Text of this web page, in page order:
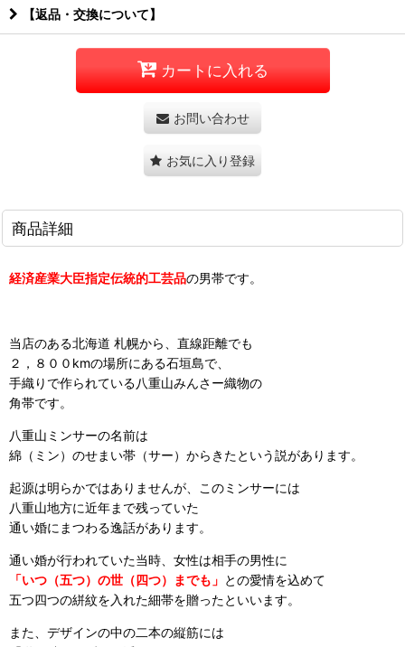
【返品・交換について】
カートに入れる
お問い合わせ
お気に入り登録
商品詳細
経済産業大臣指定伝統的工芸品の男帯です。
当店のある北海道 札幌から、直線距離でも
２，８００kmの場所にある石垣島で、
手織りで作られている八重山みんさー織物の
角帯です。
八重山ミンサーの名前は
綿（ミン）のせまい帯（サー）からきたという説があります。
起源は明らかではありませんが、このミンサーには
八重山地方に近年まで残っていた
通い婚にまつわる逸話があります。
通い婚が行われていた当時、女性は相手の男性に
「いつ（五つ）の世（四つ）までも」 との愛情を込めて
五つ四つの絣紋を入れた細帯を贈ったといいます。
また、デザインの中の二本の縦筋には